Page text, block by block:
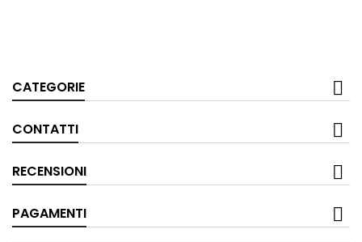
CATEGORIE
CONTATTI
RECENSIONI
PAGAMENTI